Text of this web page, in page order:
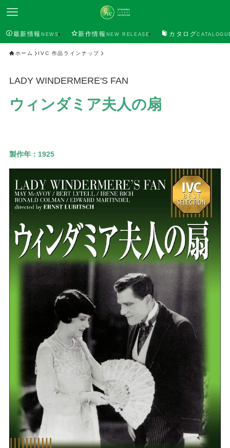
最新情報NEWS 新作情報 NEW RELEASE カタログ
ホーム IVC 作品ラインナップ
LADY WINDERMERE'S FAN
ウィンダミア夫人の扇
製作年： 1925